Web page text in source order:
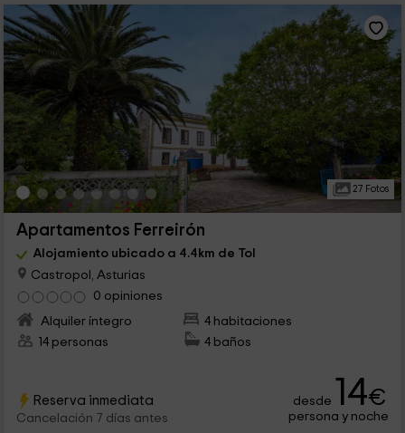
27 Fotos
Apartamentos Ferreirón
Alojamiento ubicado a 4.4km de Tol
Castropol, Asturias
0 opiniones
Alquiler íntegro
4 habitaciones
14 personas
4 baños
Reserva inmediata
Cancelación 7 días antes
desde 14€
persona y noche